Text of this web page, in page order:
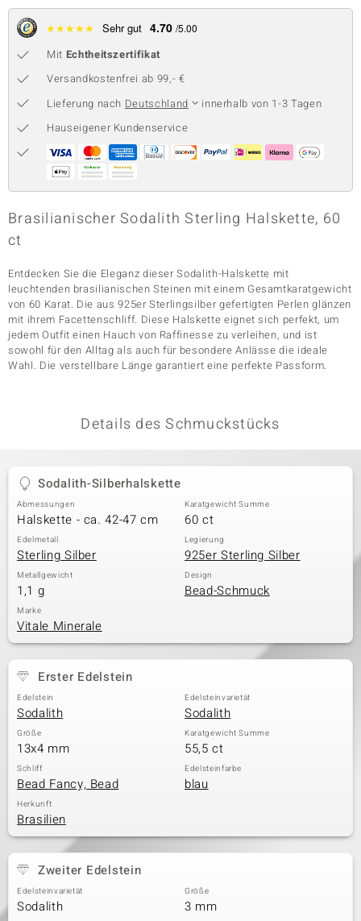
★★★★★ Sehr gut 4.70 /5.00
Mit Echtheitszertifikat
Versandkostenfrei ab 99,- €
Lieferung nach Deutschland
innerhalb von 1-3 Tagen
Hauseigener Kundenservice
Brasilianischer Sodalith Sterling Halskette, 60
ct
Entdecken Sie die Eleganz dieser Sodalith-Halskette mit
leuchtenden brasilianischen Steinen mit einem Gesamtkaratgewicht
von 60 Karat. Die aus 925er Sterlingsilber gefertigten Perlen glänzen
mit ihrem Facettenschliff. Diese Halskette eignet sich perfekt, um
jedem Outfit einen Hauch von Raffinesse zu verleihen, und ist
sowohl für den Alltag als auch für besondere Anlässe die ideale
Wahl. Die verstellbare Länge garantiert eine perfekte Passform.
Details des Schmuckstücks
Sodalith-Silberhalskette
Abmessungen
Halskette - ca. 42-47 cm
Karatgewicht Summe
60 ct
Edelmetall
Sterling Silber
Legierung
925er Sterling Silber
Metallgewicht
1,1 g
Design
Bead-Schmuck
Marke
Vitale Minerale
Erster Edelstein
Edelstein
Sodalith
Edelsteinvarietät
Sodalith
Größe
13x4 mm
Karatgewicht Summe
55,5 ct
Schliff
Bead Fancy, Bead
Edelsteinfarbe
blau
Herkunft
Brasilien
Zweiter Edelstein
Edelsteinvarietät
Sodalith
Größe
3 mm